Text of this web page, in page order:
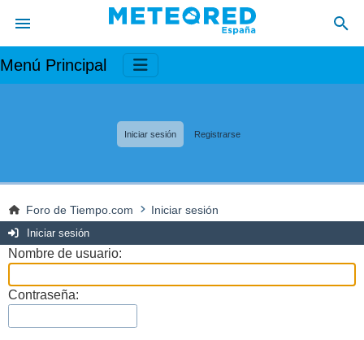
Menú Principal
Iniciar sesión Registrarse
Foro de Tiempo.com Iniciar sesión
Iniciar sesión
Nombre de usuario:
Contraseña: